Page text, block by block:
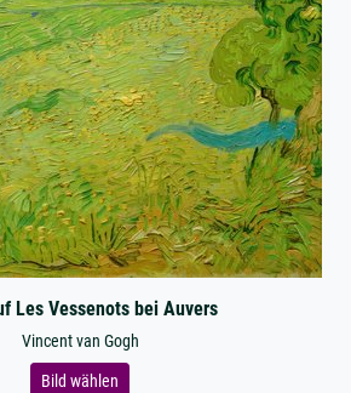
Les Vessenots bei Auvers
Vincent van Gogh
Bild wählen